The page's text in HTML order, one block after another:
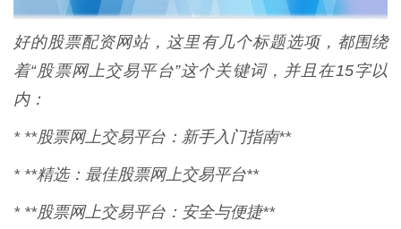
好的股票配资网站，这里有几个标题选项，都围绕
着“股票网上交易平台”这个关键词，并且在15字以
内：
* **股票网上交易平台：新手入门指南**
* **精选：最佳股票网上交易平台**
* **股票网上交易平台：安全与便捷**